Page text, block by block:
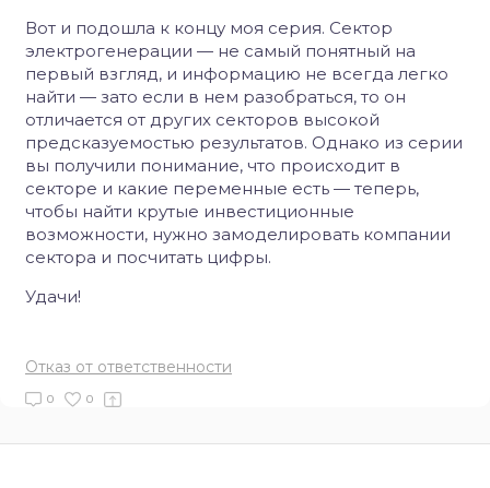
Вот и подошла к концу моя серия. Сектор
электрогенерации — не самый понятный на
первый взгляд, и информацию не всегда легко
найти — зато если в нем разобраться, то он
отличается от других секторов высокой
предсказуемостью результатов. Однако из серии
вы получили понимание, что происходит в
секторе и какие переменные есть — теперь,
чтобы найти крутые инвестиционные
возможности, нужно замоделировать компании
сектора и посчитать цифры.
Удачи!
Отказ от ответственности
0 0